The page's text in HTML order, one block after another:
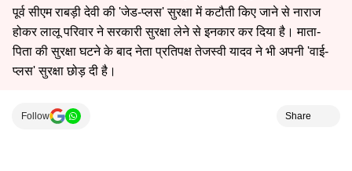
पूर्व सीएम राबड़ी देवी की 'जेड-प्लस' सुरक्षा में कटौती किए जाने से नाराज
होकर लालू परिवार ने सरकारी सुरक्षा लेने से इनकार कर दिया है। माता-
पिता की सुरक्षा घटने के बाद नेता प्रतिपक्ष तेजस्वी यादव ने भी अपनी 'वाई-
प्लस' सुरक्षा छोड़ दी है।
Follow Share